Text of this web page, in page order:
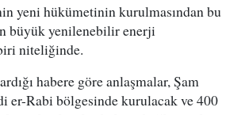
yeni hükümetinin kurulmasından bu
büyük yenilenebilir enerji
niteliğinde.
habere göre anlaşmalar, Şam
er-Rabi bölgesinde kurulacak ve 400